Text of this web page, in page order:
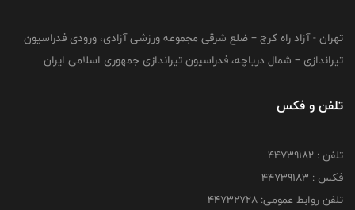
تهران - آزاد راه کرج – ضلع شرقی مجموعه ورزشی آزادی، ورودی فدراسیون
تیراندازی – شمال دریاچه، فدراسیون تیراندازی جمهوری اسلامی ایران
تلفن و فکس
تلفن : ۴۴۷۳۹۱۸۲
فکس : ۴۴۷۳۹۱۸3
تلفن روابط عمومی: ۴۴۷۳۲۷۲۸